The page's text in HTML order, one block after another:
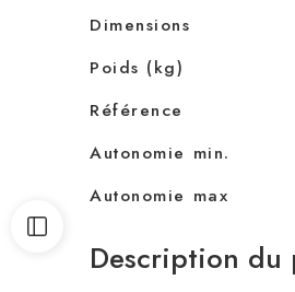
Dimensions
Poids (kg)
Référence
Autonomie min.
Autonomie max
Description